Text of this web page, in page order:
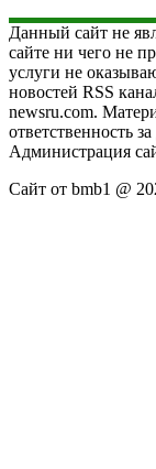
Данный сайт не
сайте ни чего не
услуги не
новостей RSS
newsru.com.
ответственность
Администрация
Сайт от bmb1 @